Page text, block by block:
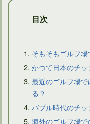
ゴルフルールの用具にレ
目次
そもそもゴルフ
かつて日本のチッ
最近のゴルフ場
る？
バブル時代のチッ
海外のゴルフ場で